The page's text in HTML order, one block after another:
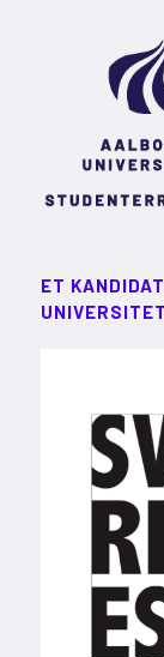
ET
UNIVERSITET